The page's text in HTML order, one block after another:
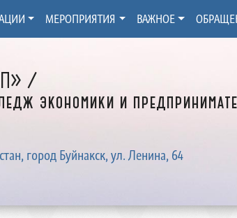
/
экономики и
город Буйнакск, ул. Ленина, 64
МЕРОПРИЯТИЯ ВАЖНОЕ